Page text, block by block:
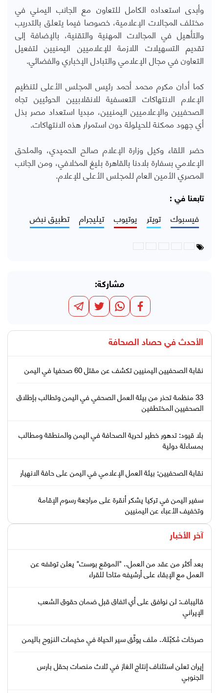
وأبدى استعداده الكامل للتعاون مع الجانب اليمني في
مختلف المجالات الإعلامية، خصوصا فيما يتعلق بالتدريب
والتأهيل في المجالات المهنية والتقنية، بالإضافة إلى
تقديم التسهيلات اللازمة للإعلاميين اليمنيين لتفعيل
التعاون في مجال الإعلامي والتبادل الإخباري والفضائي.
كما أدان مكرم محمد أحمد رئيس المجلس الأعلى لتنظيم
الإعلام الانتهاكات التعسفية للانقلابيين الحوثيين تجاه
الصحفيين والإعلاميين اليمنيين، مبديا استعداد مصر بذل
أي جهود ممكنة للحيلولة دون استمرار هذه الانتهاكات.
حضر اللقاء وكيل وزارة الإعلام صالح الحميدي، والملحق
الإعلامي بسفارة بلادنا بالقاهرة بليغ المخلافي، ومن الجانب
المصري الأمين العام للمجلس الأعلى للإعلام.
تابعنا في :
فيسبوك تويتر يوتيوب تيليجرام تطبيق نبض
مشاركة:
الأحدث في حصاد الصحافة
نقابة الصحفيين اليمنيين تكشف عن مقتل 60 صحفيا في اليمن
33 منظمة تحذر من بيئة العمل الصحفي في اليمن وتطالب بإطلاق
الصحفيين المختطفين
بلا قيود: تدهور خطير لحرية الصحافة في اليمن والمنطقة ومطالب
بمساءلة دولية
نقابة الصحفيين: بيئة العمل الإعلامي في اليمن على حافة الانهيار
سفير اليمن في تركيا يشكر أنقرة على مراجعة رسوم الإقامة
وتخفيف الأعباء عن اليمنيين
آخر الأخبار
بعد أكثر من عقد من العمل.. "الموقع بوست" يعلن توقفه عن
العمل مع الإبقاء على أرشيفه متاحا للقراء
قاليباف: لن نوافق على أي اتفاق قبل ضمان حقوق الشعب
الإيراني
صرخات مُكبّلة.. ملف يوثّق سير الحياة في مخيمات النزوح باليمن
إيران تعلن استئناف إنتاج الغاز في ثلاث منصات بحقل بارس
الجنوبي